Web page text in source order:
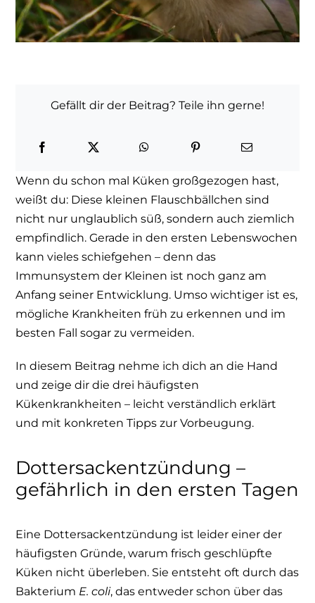
Gefällt dir der Beitrag? Teile ihn gerne!
Wenn du schon mal Küken großgezogen hast,
weißt du: Diese kleinen Flauschbällchen sind
nicht nur unglaublich süß, sondern auch ziemlich
empfindlich. Gerade in den ersten Lebenswochen
kann vieles schiefgehen – denn das
Immunsystem der Kleinen ist noch ganz am
Anfang seiner Entwicklung. Umso wichtiger ist es,
mögliche Krankheiten früh zu erkennen und im
besten Fall sogar zu vermeiden.
In diesem Beitrag nehme ich dich an die Hand
und zeige dir die drei häufigsten
Kükenkrankheiten – leicht verständlich erklärt
und mit konkreten Tipps zur Vorbeugung.
Dottersackentzündung –
gefährlich in den ersten Tagen
Eine Dottersackentzündung ist leider einer der
häufigsten Gründe, warum frisch geschlüpfte
Küken nicht überleben. Sie entsteht oft durch das
Bakterium E. coli, das entweder schon über das